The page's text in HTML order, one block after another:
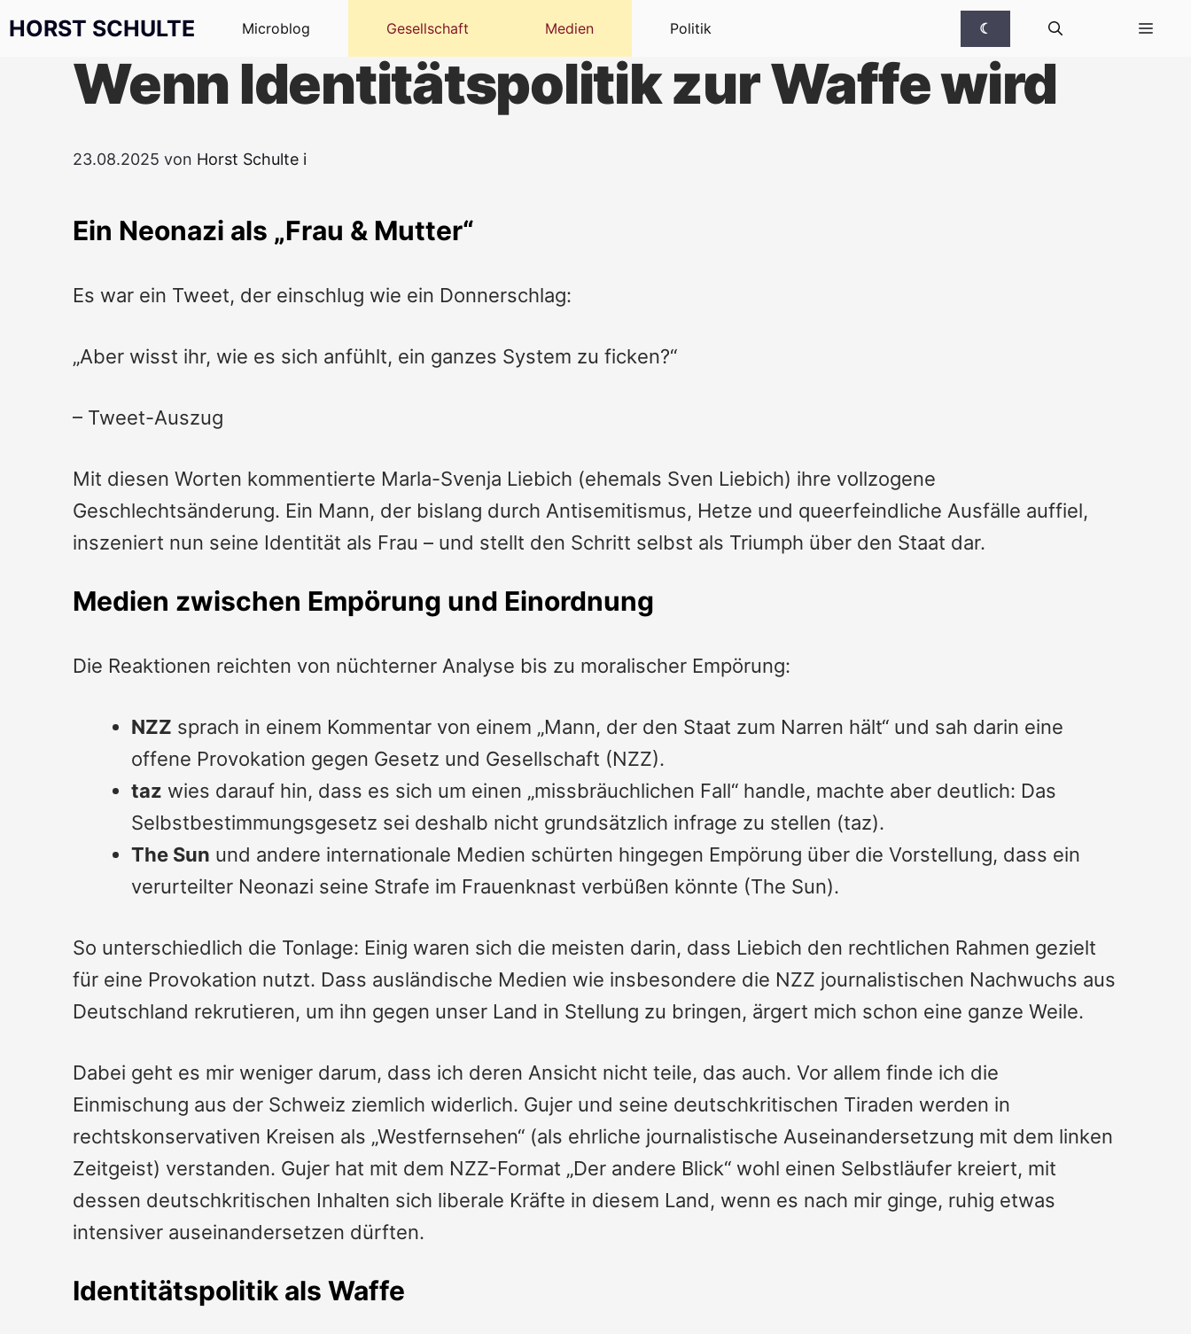
HORST SCHULTE Microblog Gesellschaft Medien Politik ☾
Wenn Identitätspolitik zur Waffe wird
23.08.2025 von Horst Schulte i
Ein Neonazi als „Frau & Mutter“
Es war ein Tweet, der einschlug wie ein Donnerschlag:
„Aber wisst ihr, wie es sich anfühlt, ein ganzes System zu ficken?“
– Tweet-Auszug
Mit diesen Worten kommentierte Marla-Svenja Liebich (ehemals Sven Liebich) ihre vollzogene
Geschlechtsänderung. Ein Mann, der bislang durch Antisemitismus, Hetze und queerfeindliche Ausfälle auffiel,
inszeniert nun seine Identität als Frau – und stellt den Schritt selbst als Triumph über den Staat dar.
Medien zwischen Empörung und Einordnung
Die Reaktionen reichten von nüchterner Analyse bis zu moralischer Empörung:
NZZ sprach in einem Kommentar von einem „Mann, der den Staat zum Narren hält“ und sah darin eine
offene Provokation gegen Gesetz und Gesellschaft (NZZ).
taz wies darauf hin, dass es sich um einen „missbräuchlichen Fall“ handle, machte aber deutlich: Das
Selbstbestimmungsgesetz sei deshalb nicht grundsätzlich infrage zu stellen (taz).
The Sun und andere internationale Medien schürten hingegen Empörung über die Vorstellung, dass ein
verurteilter Neonazi seine Strafe im Frauenknast verbüßen könnte (The Sun).
So unterschiedlich die Tonlage: Einig waren sich die meisten darin, dass Liebich den rechtlichen Rahmen gezielt
für eine Provokation nutzt. Dass ausländische Medien wie insbesondere die NZZ journalistischen Nachwuchs aus
Deutschland rekrutieren, um ihn gegen unser Land in Stellung zu bringen, ärgert mich schon eine ganze Weile.
Dabei geht es mir weniger darum, dass ich deren Ansicht nicht teile, das auch. Vor allem finde ich die
Einmischung aus der Schweiz ziemlich widerlich. Gujer und seine deutschkritischen Tiraden werden in
rechtskonservativen Kreisen als „Westfernsehen“ (als ehrliche journalistische Auseinandersetzung mit dem linken
Zeitgeist) verstanden. Gujer hat mit dem NZZ-Format „Der andere Blick“ wohl einen Selbstläufer kreiert, mit
dessen deutsch­kritischen Inhalten sich liberale Kräfte in diesem Land, wenn es nach mir ginge, ruhig etwas
intensiver auseinandersetzen dürften.
Identitätspolitik als Waffe